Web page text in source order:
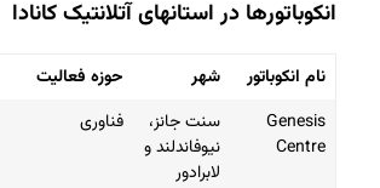
انکوباتورها در استانهای آتلانتیک کانادا
نام انکوباتور شهر
حوزه فعالیت
Genesis
Centre
سنت جانز،
نیوفاندلند و
لابرادور
فناوری